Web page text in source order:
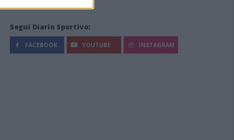
Segui Diario Sportivo:
FACEBOOK YOUTUBE INSTAGRAM